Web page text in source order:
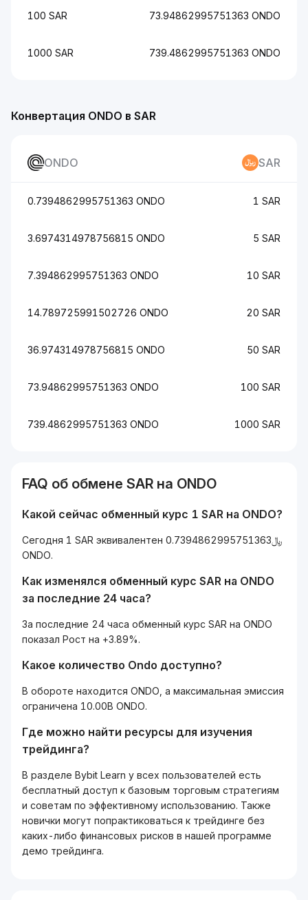
Конвертация ONDO в SAR
ONDO SAR
0.7394862995751363 ONDO 1 SAR
3.6974314978756815 ONDO 5 SAR
7.394862995751363 ONDO 10 SAR
14.789725991502726 ONDO 20 SAR
36.974314978756815 ONDO 50 SAR
73.94862995751363 ONDO 100 SAR
739.4862995751363 ONDO 1000 SAR
100 SAR 73.94862995751363 ONDO
1000 SAR 739.4862995751363 ONDO
FAQ об обмене SAR на ONDO
Какой сейчас обменный курс 1 SAR на ONDO?
Сегодня 1 SAR эквивалентен ﷼0.7394862995751363
ONDO.
Как изменялся обменный курс SAR на ONDO
за последние 24 часа?
За последние 24 часа обменный курс SAR на ONDO
показал Рост на +3.89%.
Какое количество Ondo доступно?
В обороте находится ONDO, а максимальная эмиссия
ограничена 10.00B ONDO.
Где можно найти ресурсы для изучения
трейдинга?
В разделе Bybit Learn у всех пользователей есть
бесплатный доступ к базовым торговым стратегиям
и советам по эффективному использованию. Также
новички могут попрактиковаться к трейдинге без
каких-либо финансовых рисков в нашей программе
демо трейдинга.